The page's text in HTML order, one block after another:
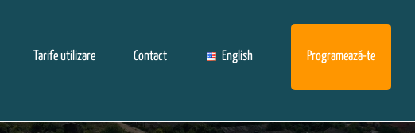
Tarife utilizare Contact English Programează-te